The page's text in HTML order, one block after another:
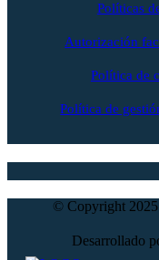
Políticas
Autorización
Política de
Política de
© Copyright 2025
Desarrollado